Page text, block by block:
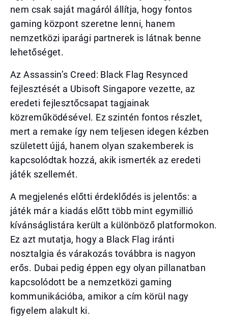
nem csak saját magáról állítja, hogy fontos
gaming központ szeretne lenni, hanem
nemzetközi iparági partnerek is látnak benne
lehetőséget.
Az Assassin’s Creed: Black Flag Resynced
fejlesztését a Ubisoft Singapore vezette, az
eredeti fejlesztőcsapat tagjainak
közreműködésével. Ez szintén fontos részlet,
mert a remake így nem teljesen idegen kézben
született újjá, hanem olyan szakemberek is
kapcsolódtak hozzá, akik ismerték az eredeti
játék szellemét.
A megjelenés előtti érdeklődés is jelentős: a
játék már a kiadás előtt több mint egymillió
kívánságlistára került a különböző platformokon.
Ez azt mutatja, hogy a Black Flag iránti
nosztalgia és várakozás továbbra is nagyon
erős. Dubai pedig éppen egy olyan pillanatban
kapcsolódott be a nemzetközi gaming
kommunikációba, amikor a cím körül nagy
figyelem alakult ki.